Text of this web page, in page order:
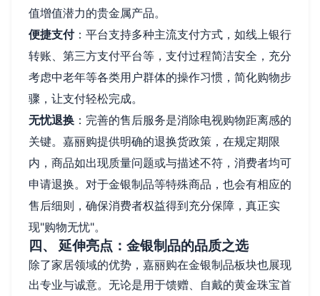
值增值潜力的贵金属产品。
便捷支付：平台支持多种主流支付方式，如线上银行
转账、第三方支付平台等，支付过程简洁安全，充分
考虑中老年等各类用户群体的操作习惯，简化购物步
骤，让支付轻松完成。
无忧退换 ：完善的售后服务是消除电视购物距离感的
关键。嘉丽购提供明确的退换货政策，在规定期限
内，商品如出现质量问题或与描述不符，消费者均可
申请退换。对于金银制品等特殊商品，也会有相应的
售后细则，确保消费者权益得到充分保障，真正实
现"购物无忧"。
四、 延伸亮点：金银制品的品质之选
除了家居领域的优势，嘉丽购在金银制品板块也展现
出专业与诚意。无论是用于馈赠、自戴的黄金珠宝首